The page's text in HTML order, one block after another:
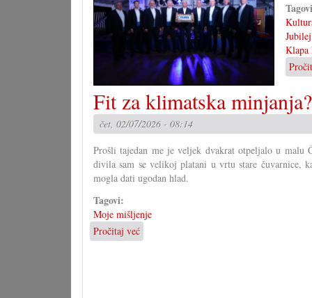
Jubilej
Klapa
Fit za klimatska minjanja?
čet, 02/07/2026 - 08:14
Prošli tajedan me je veljek dvakrat otpeljalo u malu
divila sam se velikoj platani u vrtu stare čuvarnice,
mogla dati ugodan hlad.
Tagovi:
Moje mišljenje
Pročitaj već
Fit